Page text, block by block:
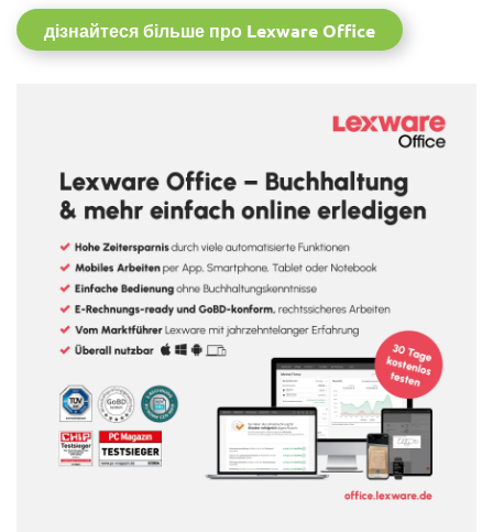
дізнайтеся більше про Lexware Office